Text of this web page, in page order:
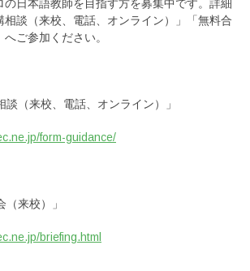
の日本語教師を目指す方を募集中です。詳細
相談（来校、電話、オンライン）」「無料合
ご参加ください。
談（来校、電話、オンライン）」
form-guidance/
（来校）」
briefing.html